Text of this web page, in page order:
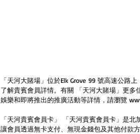
「天河大賭場」位於Elk Grove 99 號高速公路
了解貴賓會員詳情。有關 「天河大賭場」更多
娛樂和即將推出的推廣活動等詳情，請瀏覽
「天河貴賓會員卡」 「天河貴賓會員卡」是
讓會員透過無卡支付、無現金錢包及其他付款